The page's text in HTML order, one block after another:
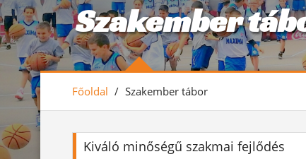
Szakember
Főoldal / Szakember tábor
Kiváló minőségű szakmai fejlődés